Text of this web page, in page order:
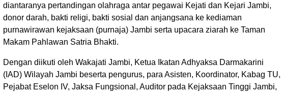
diantaranya pertandingan olahraga antar pegawai Kejati dan Kejari Jambi,
donor darah, bakti religi, bakti sosial dan anjangsana ke kediaman
purnawirawan kejaksaan (purnaja) Jambi serta upacara ziarah ke Taman
Makam Pahlawan Satria Bhakti.
Dengan diikuti oleh Wakajati Jambi, Ketua Ikatan Adhyaksa Darmakarini
(IAD) Wilayah Jambi beserta pengurus, para Asisten, Koordinator, Kabag TU,
Pejabat Eselon IV, Jaksa Fungsional, Auditor pada Kejaksaan Tinggi Jambi,